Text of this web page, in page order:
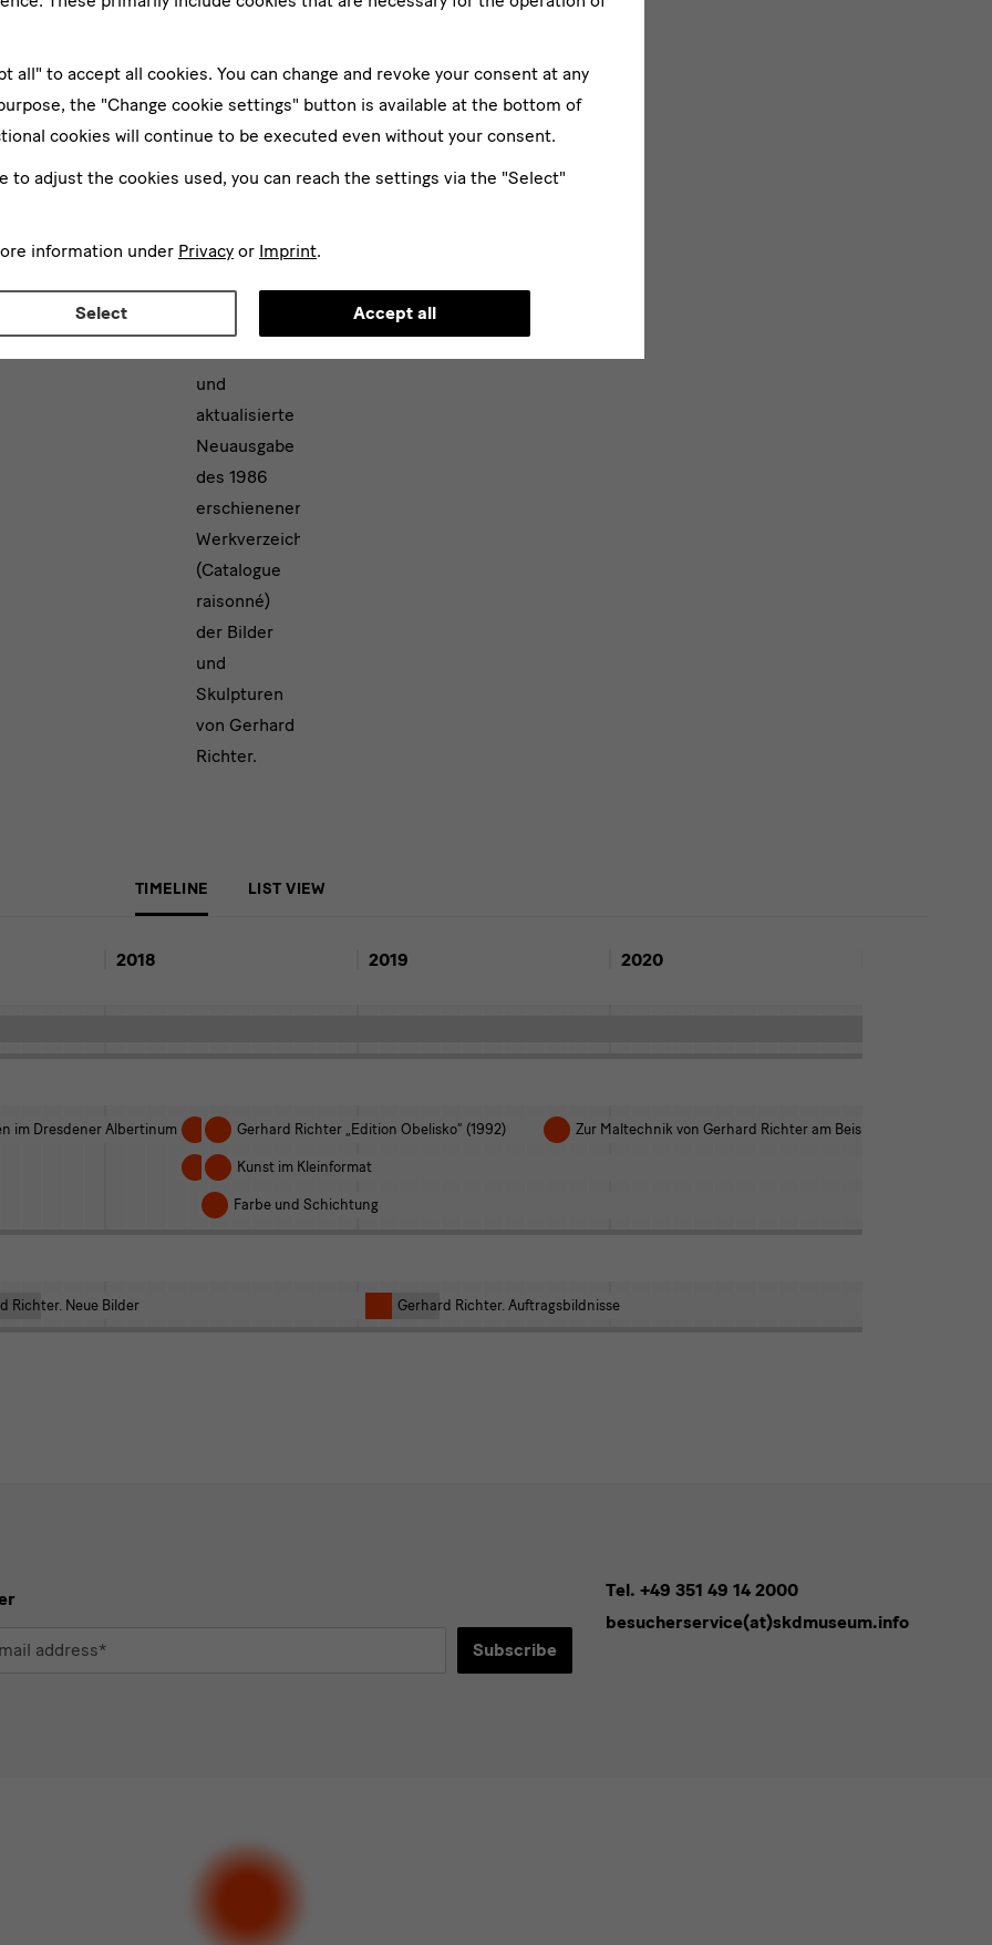
Skulpturen
von
Gerhard
Archiv
bearbeitet
und
aktualisierte
Neuausgabe
des 1986
erschienenen
Werkverzeichnisses
(Catalogue
raisonné)
der Bilder
und
Skulpturen
von Gerhard
Richter.
TIMELINE LIST VIEW
2018 2019 2020
im Dresdener Albertinum
Richter. Neue Bilder
Neue Abstrakte Bilder 2005–2017
Transparenz und Reflexion
Farbe und Schichtung
Gerhard Richter „Edition Obelisko“ (1992)
Kunst im Kleinformat
Gerhard Richter. Auftragsbildnisse
Zur Maltechnik von Gerhard Richter am Beispiel der
all" to accept all cookies. You can change and revoke your consent at any
the "Change cookie settings" button is available at the bottom of
cookies will continue to be executed even without your consent.
to adjust the cookies used, you can reach the settings via the "Select"
information under Privacy or Imprint.
Select Accept all
Subscribe
Tel. +49 351 49 14 2000
besucherservice(at)skdmuseum.info